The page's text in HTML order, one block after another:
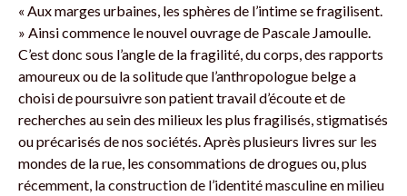
« Aux marges urbaines, les sphères de l’intime se fragilisent.
» Ainsi commence le nouvel ouvrage de Pascale Jamoulle.
C’est donc sous l’angle de la fragilité, du corps, des rapports
amoureux ou de la solitude que l’anthropologue belge a
choisi de poursuivre son patient travail d’écoute et de
recherches au sein des milieux les plus fragilisés, stigmatisés
ou précarisés de nos sociétés. Après plusieurs livres sur les
mondes de la rue, les consommations de drogues ou, plus
récemment, la construction de l’identité masculine en milieu